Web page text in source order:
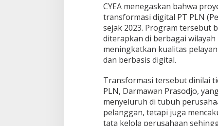
a
s
a
r
k
a
n
a
k
t
a
,
B
CYEA menegaskan bahwa
transformasi digital PT PLN
sejak 2023. Program tersebut
diterapkan di berbagai
meningkatkan kualitas
dan berbasis digital.
Transformasi tersebut dinilai
PLN, Darmawan Prasodjo,
menyeluruh di tubuh
pelanggan, tetapi juga
tata kelola perusahaan